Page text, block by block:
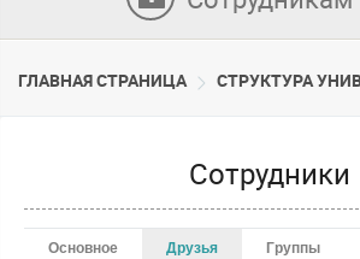
ГЛАВНАЯ СТРАНИЦА CТРУКТУРА
Сотрудники
Основное Друзья Группы